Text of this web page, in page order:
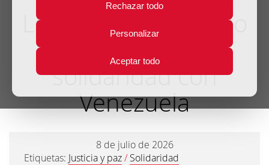
Rechazar todo
Personalizar
Aceptar todo
Llamada del Maestro
de la Orden a la
solidaridad con
Venezuela
8 de julio de 2026
Etiquetas: Justicia y paz/ Solidaridad